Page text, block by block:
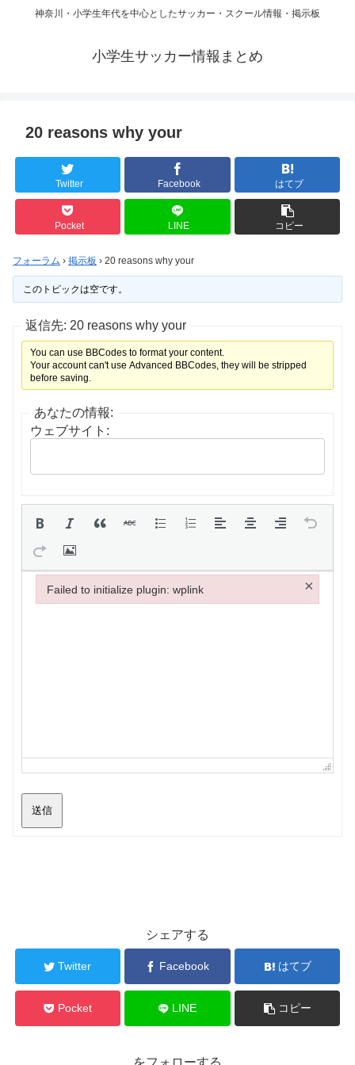
神奈川・小学生年代を中心としたサッカー・スクール情報・掲示板
小学生サッカー情報まとめ
20 reasons why your
Twitter Facebook はてブ
Pocket LINE コピー
フォーラム › 掲示板 › 20 reasons why your
このトピックは空です。
返信先: 20 reasons why your
You can use BBCodes to format your content.
Your account can't use Advanced BBCodes, they will be stripped
before saving.
あなたの情報:
ウェブサイト:
送信
シェアする
Twitter Facebook はてブ
Pocket LINE コピー
Failed to initialize plugin: wplink ×
Failed to initialize plugin: wplink